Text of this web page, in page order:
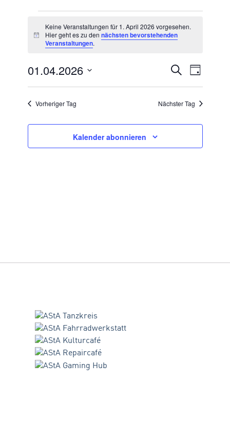
FÜR
APRIL
2026
Hinweis
Keine Veranstaltungen für 1. April 2026 vorgesehen.
Hier geht es zu den nächsten bevorstehenden
Veranstaltungen.
SUCHE
UND
Suche
Tag
01.04.2026
Vorheriger Tag Nächster Tag
Kalender abonnieren